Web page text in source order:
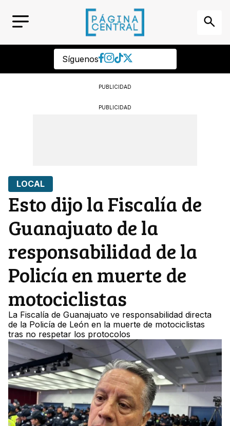
Síguenos
PUBLICIDAD
PUBLICIDAD
LOCAL
Esto dijo la Fiscalía de
Guanajuato de la
responsabilidad de la
Policía en muerte de
motociclistas
La Fiscalía de Guanajuato ve responsabilidad directa
de la Policía de León en la muerte de motociclistas
tras no respetar los protocolos